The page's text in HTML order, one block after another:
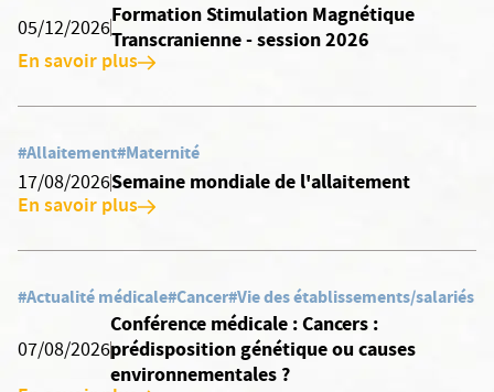
05/12/2026
Formation Stimulation Magnétique
Transcranienne - session 2026
En savoir plus
#Allaitement#Maternité
17/08/2026Semaine mondiale de l'allaitement
En savoir plus
#Actualité médicale#Cancer#Vie des établissements/salariés
07/08/2026
Conférence médicale : Cancers :
prédisposition génétique ou causes
environnementales ?